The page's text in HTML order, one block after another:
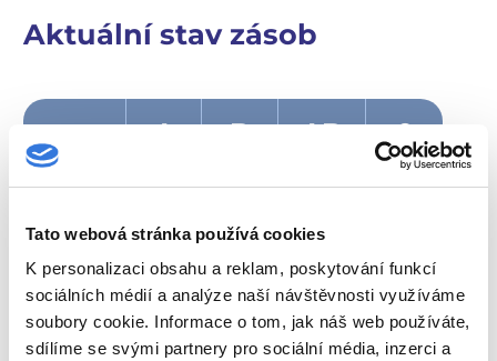
Tato webová stránka používá cookies
K personalizaci obsahu a reklam, poskytování funkcí
sociálních médií a analýze naší návštěvnosti využíváme
soubory cookie. Informace o tom, jak náš web používáte,
sdílíme se svými partnery pro sociální média, inzerci a
Aktuální stav zásob
A B AB 0
Rh-
Legenda